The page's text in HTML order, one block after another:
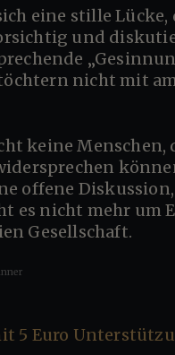
und
nicht mit
keine Menschen,
offene
es nicht mehr um
Gesellschaft.